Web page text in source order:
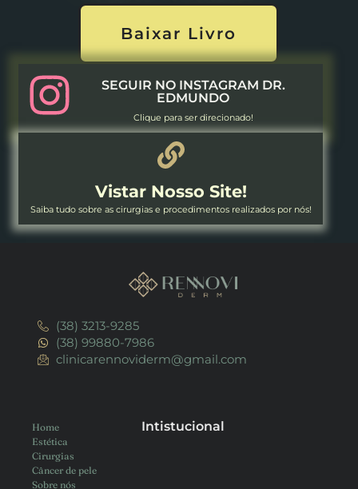
Baixar Livro
SEGUIR NO INSTAGRAM DR.
EDMUNDO
Clique para ser direcionado!
Vistar Nosso Site!
Saiba tudo sobre as cirurgias e procedimentos realizados por nós!
(38) 3213-9285
(38) 99880-7986
clinicarennoviderm@gmail.com
Intistucional
Home
Estética
Cirurgias
Câncer de pele
Sobre nós